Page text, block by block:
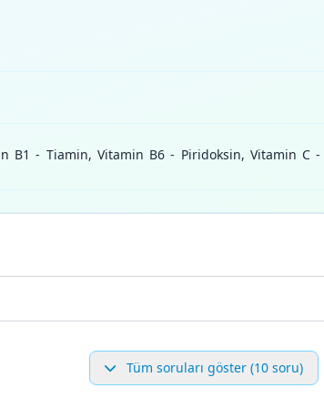
B1 - Tiamin, Vitamin B6 - Piridoksin, Vitamin C
Tüm soruları göster (10 soru)